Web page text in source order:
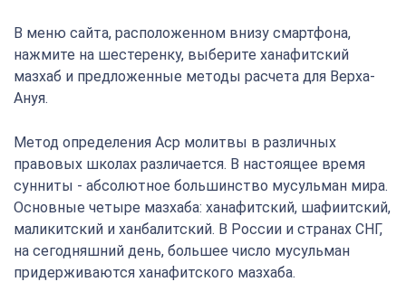
В меню сайта, расположенном внизу смартфона,
нажмите на шестеренку, выберите ханафитский
мазхаб и предложенные методы расчета для Верха-
Ануя.
Метод определения Аср молитвы в различных
правовых школах различается. В настоящее время
сунниты - абсолютное большинство мусульман мира.
Основные четыре мазхаба: ханафитский, шафиитский,
маликитский и ханбалитский. В России и странах СНГ,
на сегодняшний день, большее число мусульман
придерживаются ханафитского мазхаба.